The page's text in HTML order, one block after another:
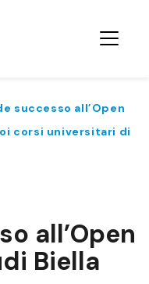
successo all’Open
corsi universitari di
all’Open
Biella